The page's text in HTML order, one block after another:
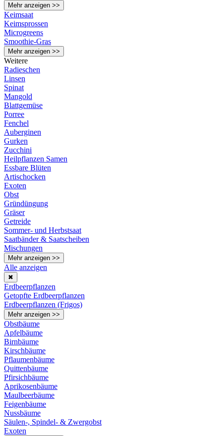
Mehr anzeigen >>
Keimsaat
Keimsprossen
Microgreens
Smoothie-Gras
Mehr anzeigen >>
Weitere
Radieschen
Linsen
Spinat
Mangold
Blattgemüse
Porree
Fenchel
Auberginen
Gurken
Zucchini
Heilpflanzen Samen
Essbare Blüten
Artischocken
Exoten
Obst
Gründüngung
Gräser
Getreide
Sommer- und Herbstsaat
Saatbänder & Saatscheiben
Mischungen
Mehr anzeigen >>
Alle anzeigen
✖
Erdbeerpflanzen
Getopfte Erdbeerpflanzen
Erdbeerpflanzen (Frigos)
Mehr anzeigen >>
Obstbäume
Apfelbäume
Birnbäume
Kirschbäume
Pflaumenbäume
Quittenbäume
Pfirsichbäume
Aprikosenbäume
Maulbeerbäume
Feigenbäume
Nussbäume
Säulen-, Spindel- & Zwergobst
Exoten